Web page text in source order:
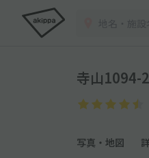
寺山1094-
写真・地図